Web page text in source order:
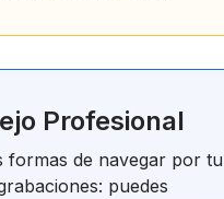
Profesional
formas de navegar por tu
puedes